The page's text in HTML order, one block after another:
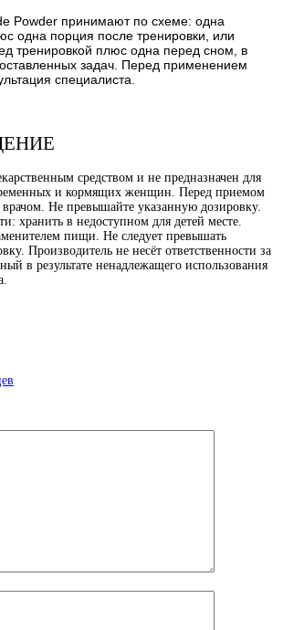
Powder принимают по схеме: одна
одна порция после тренировки, или
тренировкой плюс одна перед сном, в
задач. Перед применением
специалиста.
средством и не предназначен для
и кормящих женщин. Перед приемом
врачом. Не превышайте указанную дозировку.
хранить в недоступном для детей месте.
пищи. Не следует превышать
Производитель не несёт ответственности за
в результате ненадлежащего использования